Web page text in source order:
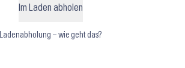
Im Laden abholen
Ladenabholung – wie geht das?